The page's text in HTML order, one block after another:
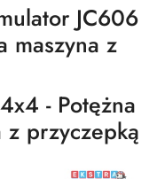
JC606
maszyna z
- Potężna
z przyczepką